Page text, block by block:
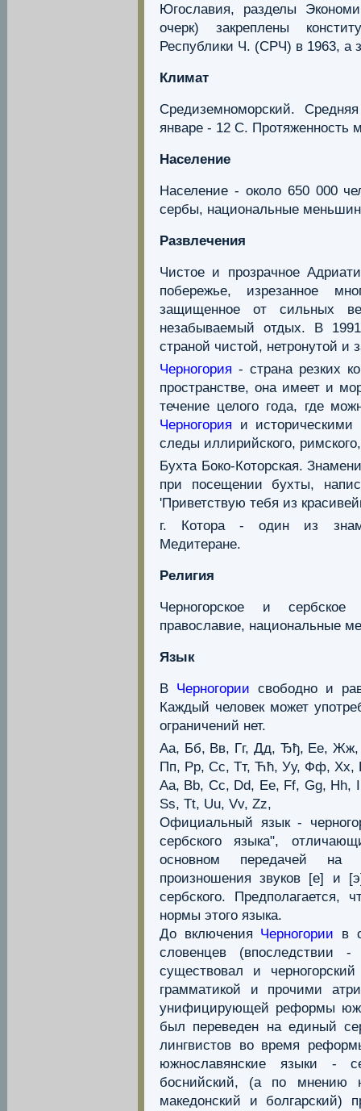
Югославия, разделы
очерк) закреплены
Республики Ч. (СРЧ) в 1963, а
Климат
Средиземноморский.
январе - 12 С. Протяженность
Население
Население - около 650 000
сербы, национальные
Развлечения
Чистое и прозрачное
побережье, изрезанное
защищенное от сильных
незабываемый отдых. В
страной чистой, нетронутой
Черногория - страна резких
пространстве, она имеет и
течение целого года, где
Черногория и
следы иллирийского,
Бухта Боко-Которская.
при посещении бухты,
'Приветствую тебя из
г. Котора - один из
Медитеране.
Религия
Черногорское и
православие, национальные
Язык
В Черногории свободно и
Каждый человек может
ограничений нет.
Аа, Бб, Вв, Гг, Дд, Ђђ, Ее,
Пп, Рр, Сс, Тт, Ћћ, Уу, Фф,
Aa, Bb, Сс, Dd, Ee, Ff, Gg, Hh,
Ss, Tt, Uu, Vv, Zz,
Официальный язык -
сербского языка",
основном передачей на
произношения звуков [е] и
сербского. Предполагается,
нормы этого языка.
До включения Черногории в
словенцев (впоследствии
существовал и
грамматикой и прочими
унифицирующей реформы
был переведен на единый
лингвистов во время
южнославянские языки -
боснийский, (а по мнению
македонский и болгарский)